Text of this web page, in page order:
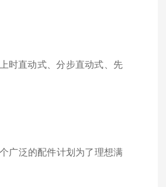
时直动式、分步直动式、先
广泛的配件计划为了理想满